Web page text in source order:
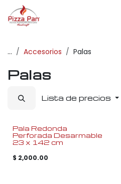
Ir al contenido
... Accesorios Palas
Palas
Lista de precios
Pala Redonda
Perforada Desarmable
23 x 142 cm
$ 2,000.00